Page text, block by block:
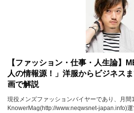
【ファッション・仕事・人生論】
人の情報源！」洋服からビジネス
画で解説
現役メンズファッションバイヤーであり、月間
KnowerMag(http://www.neqwsnet-japan.info)
2月
5月
7月 8月